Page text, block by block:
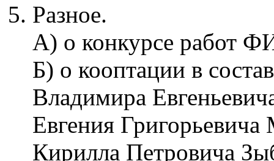
Разное.
А) о конкурсе работ
Б) о кооптации в
Владимира
Евгения
Кирилла Петровича